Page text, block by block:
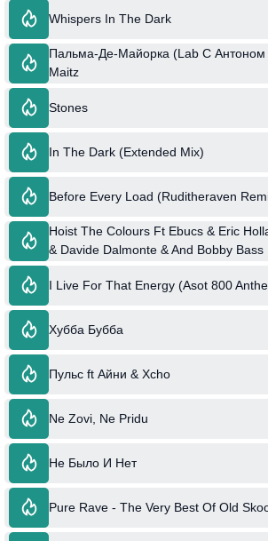
Whispers In The Dark
Пальма-Де-Майорка (Lab С
Maitz
Stones
In The Dark (Extended Mix)
Before Every Load (Ruditheraven
Hoist The Colours Ft Ebucs & Eric
& Davide Dalmonte & And Bobby Bass
I Live For That Energy (Asot 800
Хубба Бубба
Пульс ft Айни & Xcho
Ne Zovi, Ne Pridu
Не Было И Нет
Pure Rave - The Very Best Of Old